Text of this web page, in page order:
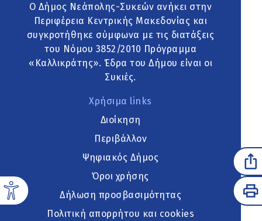
Ο Δήμος Νεάπολης-Συκεών ανήκει στην
Περιφέρεια Κεντρικής Μακεδονίας και
συγκροτήθηκε σύμφωνα με τις διατάξεις
του Νόμου 3852/2010 Πρόγραμμα
«Καλλικράτης». Έδρα του Δήμου είναι οι
Συκιές.
Χρήσιμα links
Διοίκηση
Περιβάλλον
Ψηφιακός Δήμος
Όροι χρήσης
Δήλωση προσβασιμότητας
Πολιτική απορρήτου και cookies